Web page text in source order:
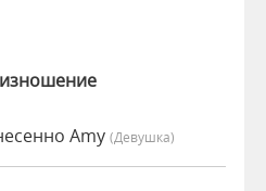
Amy (девушка)